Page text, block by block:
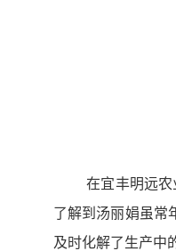
在宜丰明远
了解到汤丽娟虽常
及时化解了生产中